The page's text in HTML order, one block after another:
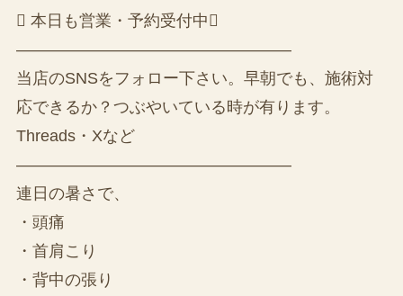
 本日も営業・予約受付中
—————————————————
当店のSNSをフォロー下さい。早朝でも、施術対
応できるか？つぶやいている時が有ります。
Threads・Xなど
—————————————————
連日の暑さで、
・頭痛
・首肩こり
・背中の張り